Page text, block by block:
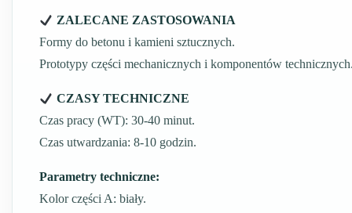
ZALECANE ZASTOSOWANIA
Formy do betonu i kamieni sztucznych.
Prototypy części mechanicznych i komponentów
CZASY TECHNICZNE
Czas pracy (WT): 30-40 minut.
Czas utwardzania: 8-10 godzin.
Parametry techniczne:
Kolor części A: biały.